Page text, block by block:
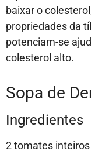
baixar o
propriedades da
potenciam-se
colesterol alto.
Sopa de
Ingredientes
2 tomates